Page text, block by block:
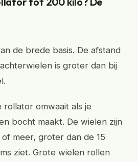
de brede basis. De afstand
is groter dan bij
omwaait als je
bocht maakt. De wielen zijn
meer, groter dan de 15
ziet. Grote wielen rollen